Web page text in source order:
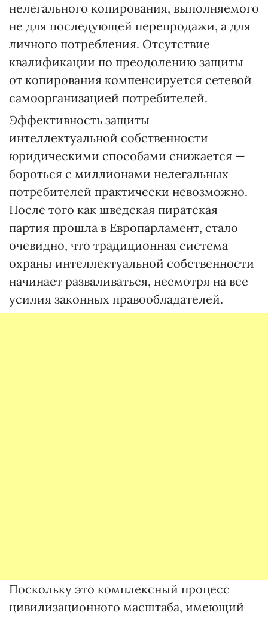
нелегального копирования, выполняемого
не для последующей перепродажи, а для
личного потребления. Отсутствие
квалификации по преодолению защиты
от копирования компенсируется сетевой
самоорганизацией потребителей.
Эффективность защиты
интеллектуальной собственности
юридическими способами снижается —
бороться с миллионами нелегальных
потребителей практически невозможно.
После того как шведская пиратская
партия прошла в Европарламент, стало
очевидно, что традиционная система
охраны интеллектуальной собственности
начинает разваливаться, несмотря на все
усилия законных правообладателей.
Поскольку это комплексный процесс
цивилизационного масштаба, имеющий